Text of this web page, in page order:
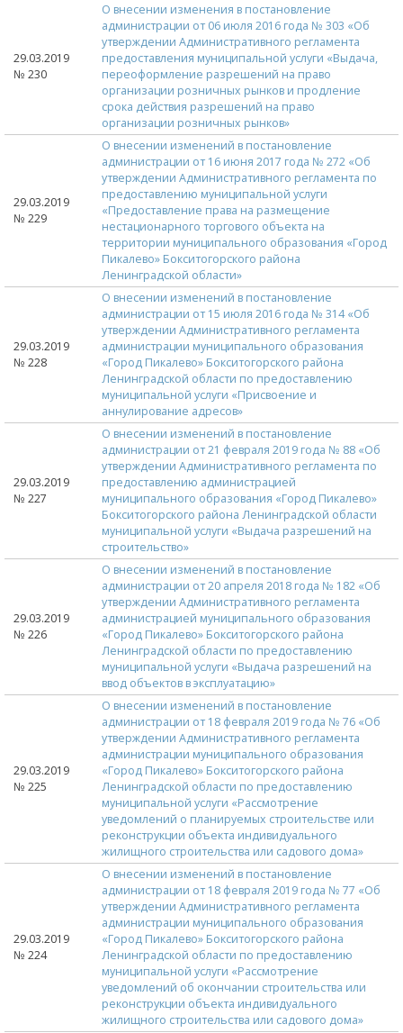
29.03.2019
№ 230
О внесении изменения в постановление
администрации от 06 июля 2016 года № 303 «Об
утверждении Административного регламента
предоставления муниципальной услуги «Выдача,
переоформление разрешений на право
организации розничных рынков и продление
срока действия разрешений на право
организации розничных рынков»
29.03.2019
№ 229
О внесении изменений в постановление
администрации от 16 июня 2017 года № 272 «Об
утверждении Административного регламента по
предоставлению муниципальной услуги
«Предоставление права на размещение
нестационарного торгового объекта на
территории муниципального образования «Город
Пикалево» Бокситогорского района
Ленинградской области»
29.03.2019
№ 228
О внесении изменений в постановление
администрации от 15 июля 2016 года № 314 «Об
утверждении Административного регламента
администрации муниципального образования
«Город Пикалево» Бокситогорского района
Ленинградской области по предоставлению
муниципальной услуги «Присвоение и
аннулирование адресов»
29.03.2019
№ 227
О внесении изменений в постановление
администрации от 21 февраля 2019 года № 88 «Об
утверждении Административного регламента по
предоставлению администрацией
муниципального образования «Город Пикалево»
Бокситогорского района Ленинградской области
муниципальной услуги «Выдача разрешений на
строительство»
29.03.2019
№ 226
О внесении изменений в постановление
администрации от 20 апреля 2018 года № 182 «Об
утверждении Административного регламента
администрацией муниципального образования
«Город Пикалево» Бокситогорского района
Ленинградской области по предоставлению
муниципальной услуги «Выдача разрешений на
ввод объектов в эксплуатацию»
29.03.2019
№ 225
О внесении изменений в постановление
администрации от 18 февраля 2019 года № 76 «Об
утверждении Административного регламента
администрации муниципального образования
«Город Пикалево» Бокситогорского района
Ленинградской области по предоставлению
муниципальной услуги «Рассмотрение
уведомлений о планируемых строительстве или
реконструкции объекта индивидуального
жилищного строительства или садового дома»
29.03.2019
№ 224
О внесении изменений в постановление
администрации от 18 февраля 2019 года № 77 «Об
утверждении Административного регламента
администрации муниципального образования
«Город Пикалево» Бокситогорского района
Ленинградской области по предоставлению
муниципальной услуги «Рассмотрение
уведомлений об окончании строительства или
реконструкции объекта индивидуального
жилищного строительства или садового дома»